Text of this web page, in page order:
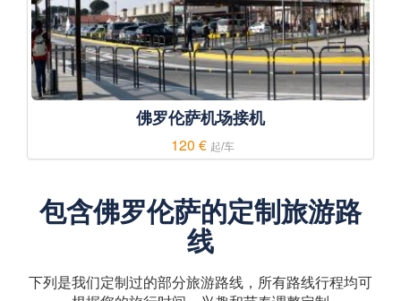
佛罗伦萨机场接机
120 € 起/车
包含佛罗伦萨的定制旅游路
线
下列是我们定制过的部分旅游路线，所有路线行程均可